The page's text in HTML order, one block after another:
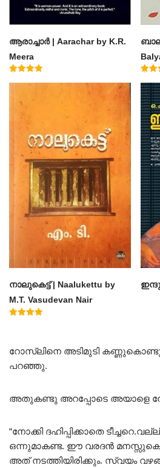
ആരാച്ചാര്‍ | Aarachar by K.R.
Meera
4.60
out
നാലുകെട്ട് | Naalukettu by
M.T. Vasudevan Nair
റോസ്‌ലിനെ അടിമുടി
പറഞ്ഞു.
അതുകണ്ടു അറപ്പോടെ അയാളെ
“നോക്കി ദഹിപ്പിക്കാതെ
ഒന്നുമാകണ്ട. ഈ വരദൻ
അത് നടത്തിയിരിക്കും. സ്വയം